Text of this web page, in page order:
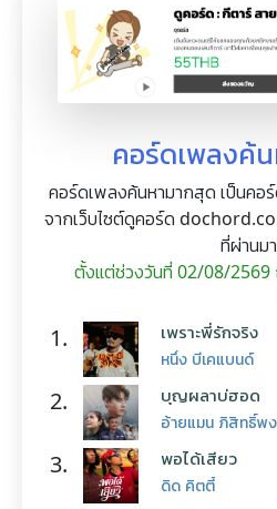
คอร์ดเพลงค้
คอร์ดเพลงค้นหามากสุด เป็นคอ
จากเว็บไซต์ดูคอร์ด
ที่ผ่านมา
ตั้งแต่ช่วงวันที่ 02/08/
1. เพราะพี่รักจริง
หนึ่ง บีเคแบนด์
2. บุญผลาบ่ฮอด
อ้ายแมน ภิสิทธิ์พ
3. พอได้เสียว
ดิด คิตตี้